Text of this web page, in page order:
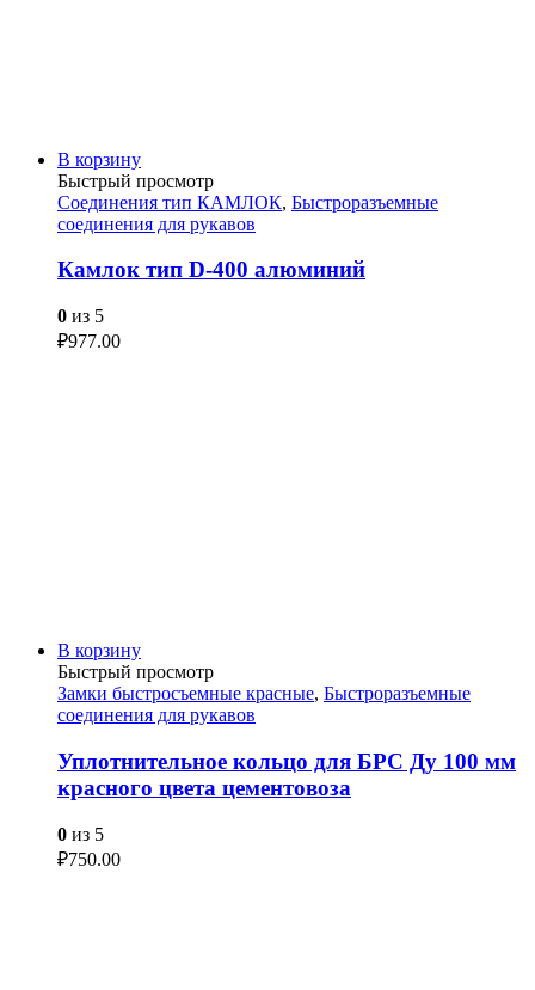
В корзину
Быстрый просмотр
Соединения тип КАМЛОК, Быстроразъемные
соединения для рукавов
Камлок тип D-400 алюминий
0 из 5
₽977.00
В корзину
Быстрый просмотр
Замки быстросъемные красные, Быстроразъемные
соединения для рукавов
Уплотнительное кольцо для БРС Ду 100 мм
красного цвета цементовоза
0 из 5
₽750.00